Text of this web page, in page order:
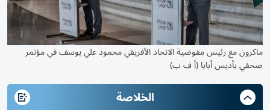
ماكرون مع رئيس مفوضية الاتحاد الأفريقي محمود علي يوسف في مؤتمر
صحفي بأديس أبابا (أ ف ب)
الخلاصة